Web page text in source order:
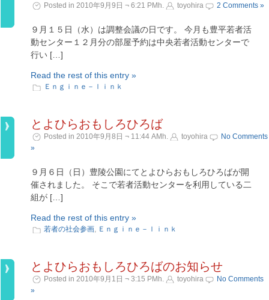
Posted in 2010年9月9日 ¬ 6:21 PMh. toyohira 2 Comments »
９月１５日（水）は調整会議の日です。 今月も豊平若者活
動センター１２月分の部屋予約は中央若者活動センターで
行い […]
Read the rest of this entry »
Ｅｎｇｉｎｅ－ｌｉｎｋ
とよひらおもしろひろば
Posted in 2010年9月8日 ¬ 11:44 AMh. toyohira
No Comments
»
９月６日（日）豊陵公園にてとよひらおもしろひろばが開
催されました。 そこで若者活動センターを利用している二
組が […]
Read the rest of this entry »
若者の社会参画, Ｅｎｇｉｎｅ－ｌｉｎｋ
とよひらおもしろひろばのお知らせ
Posted in 2010年9月1日 ¬ 3:15 PMh. toyohira
No Comments
»